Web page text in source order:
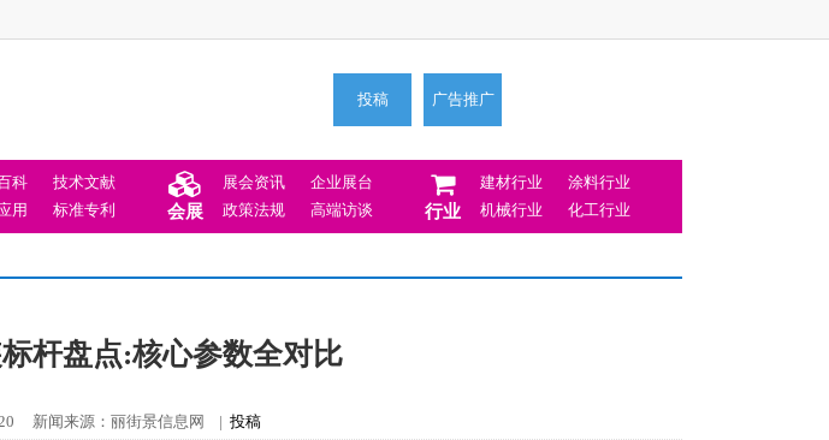
投稿 广告推广
科
技术文献
用
标准专利 会展
展会资讯
企业展台
政策法规
高端访谈 行业
建材行业
涂料行业
机械行业
化工行业
杆盘点:核心参数全对比
新闻来源：丽街景信息网 | 投稿